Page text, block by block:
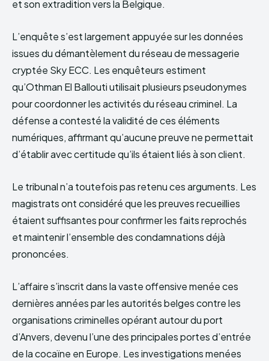
et son extradition vers la Belgique.
L’enquête s’est largement appuyée sur les données
issues du démantèlement du réseau de messagerie
cryptée Sky ECC. Les enquêteurs estiment
qu’Othman El Ballouti utilisait plusieurs pseudonymes
pour coordonner les activités du réseau criminel. La
défense a contesté la validité de ces éléments
numériques, affirmant qu’aucune preuve ne permettait
d’établir avec certitude qu’ils étaient liés à son client.
Le tribunal n’a toutefois pas retenu ces arguments. Les
magistrats ont considéré que les preuves recueillies
étaient suffisantes pour confirmer les faits reprochés
et maintenir l’ensemble des condamnations déjà
prononcées.
L’affaire s’inscrit dans la vaste offensive menée ces
dernières années par les autorités belges contre les
organisations criminelles opérant autour du port
d’Anvers, devenu l’une des principales portes d’entrée
de la cocaïne en Europe. Les investigations menées